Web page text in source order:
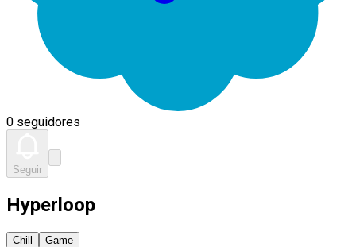
0 seguidores
Seguir
Hyperloop
Chill Game